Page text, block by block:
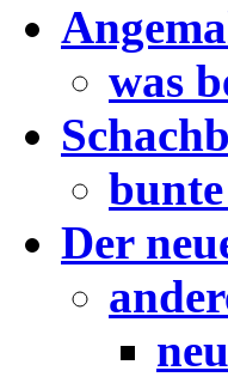
was
Der